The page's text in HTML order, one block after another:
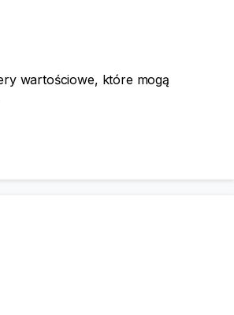
wartościowe, które mogą